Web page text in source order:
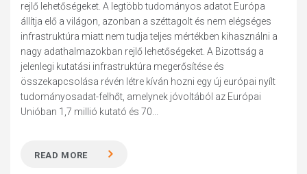
rejlő lehetőségeket. A legtöbb tudományos adatot Európa
állítja elő a világon, azonban a széttagolt és nem elégséges
infrastruktúra miatt nem tudja teljes mértékben kihasználni a
nagy adathalmazokban rejlő lehetőségeket. A Bizottság a
jelenlegi kutatási infrastruktúra megerősítése és
összekapcsolása révén létre kíván hozni egy új európai nyílt
tudományosadat-felhőt, amelynek jóvoltából az Európai
Unióban 1,7 millió kutató és 70...
READ MORE